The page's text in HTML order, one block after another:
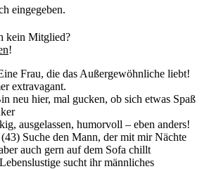
eingegeben.
kein Mitglied?
!
Frau, die das Außergewöhnliche liebt!
extravagant.
neu hier, mal gucken, ob sich etwas Spaß
ausgelassen, humorvoll – eben anders!
Suche den Mann, der mit mir Nächte
auch gern auf dem Sofa chillt
Lebenslustige sucht ihr männliches